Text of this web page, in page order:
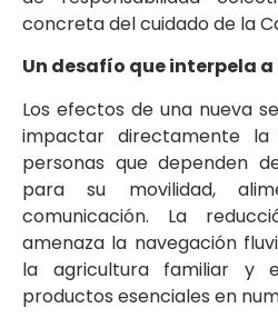
concreta del cuidado de la
Un desafío que interpela
Los efectos de una nueva
impactar directamente
personas que dependen
para su movilidad,
comunicación. La
amenaza la navegación
la agricultura familiar y
productos esenciales en